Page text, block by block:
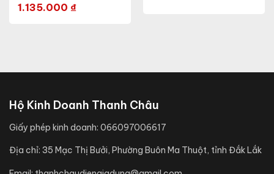
1.135.000 ₫
Hộ Kinh Doanh Thanh Châu
Giấy phép kinh doanh: 066097006617
Địa chỉ: 35 Mạc Thị Bưởi, Phường Buôn Ma Thuột, tỉnh Đắk Lắk